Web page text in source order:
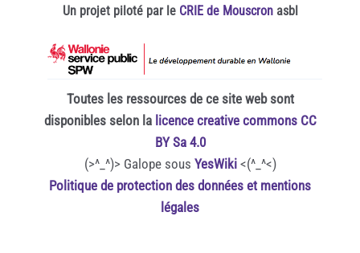
Un projet piloté par le CRIE de Mouscronasbl
Toutes les ressources de ce site web sont
disponibles selon la licence creative commons CC
BY Sa 4.0
(>^_^)> Galope sous YesWiki<(^_^<)
Politique de protection des données et mentions
légales